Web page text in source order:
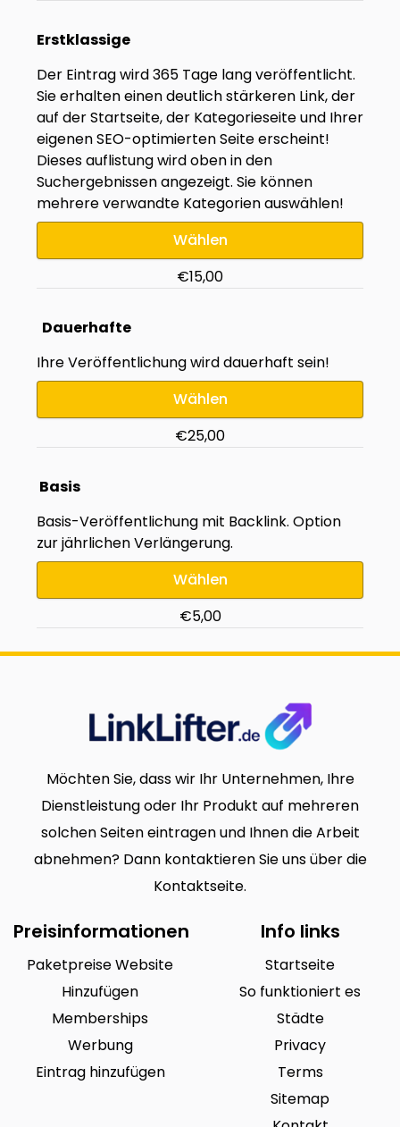
Erstklassige
Der Eintrag wird 365 Tage lang veröffentlicht.
Sie erhalten einen deutlich stärkeren Link, der
auf der Startseite, der Kategorieseite und Ihrer
eigenen SEO-optimierten Seite erscheint!
Dieses auflistung wird oben in den
Suchergebnissen angezeigt. Sie können
mehrere verwandte Kategorien auswählen!
Wählen
€15,00
Dauerhafte
Ihre Veröffentlichung wird dauerhaft sein!
Wählen
€25,00
Basis
Basis-Veröffentlichung mit Backlink. Option
zur jährlichen Verlängerung.
Wählen
€5,00
Möchten Sie, dass wir Ihr Unternehmen, Ihre
Dienstleistung oder Ihr Produkt auf mehreren
solchen Seiten eintragen und Ihnen die Arbeit
abnehmen? Dann kontaktieren Sie uns über die
Kontaktseite.
Preisinformationen
Paketpreise Website
Hinzufügen
Memberships
Werbung
Eintrag hinzufügen
Info links
Startseite
So funktioniert es
Städte
Privacy
Terms
Sitemap